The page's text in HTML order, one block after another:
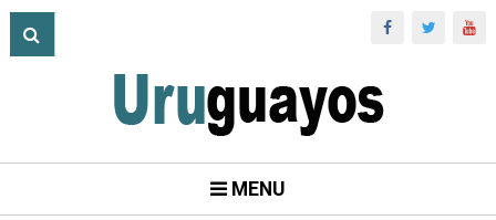
MENU